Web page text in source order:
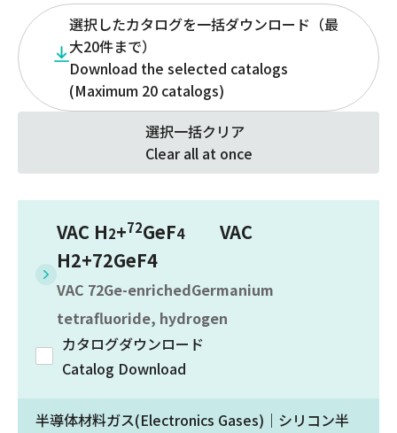
選択したカタログを一括ダウンロード（最
大20件まで）
Download the selected catalogs
(Maximum 20 catalogs)
選択一括クリア
Clear all at once
VAC H2+72GeF4VAC
H2+72GeF4
VAC 72Ge-enrichedGermanium
tetrafluoride, hydrogen
カタログダウンロード
Catalog Download
半導体材料ガス(Electronics Gases)｜シリコン半